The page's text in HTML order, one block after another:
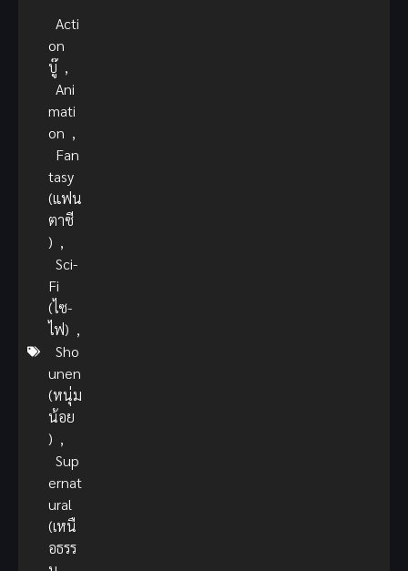
Acti
on
บู๊ ,
Ani
mati
on ,
Fan
tasy
(แฟน
ตาซี
) ,
Sci-
Fi
(ไซ-
ไฟ) ,
Sho
unen
(หนุ่ม
น้อย
) ,
Sup
ernat
ural
(เหนื
อธรร